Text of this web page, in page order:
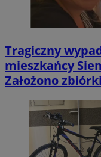
Tragiczny
mieszkańcy
Założono